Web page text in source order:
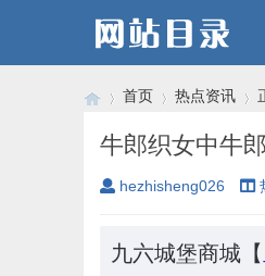
›
首页
›
热点资讯
›
牛郎织女中牛
hezhisheng026
九六城堡商城【